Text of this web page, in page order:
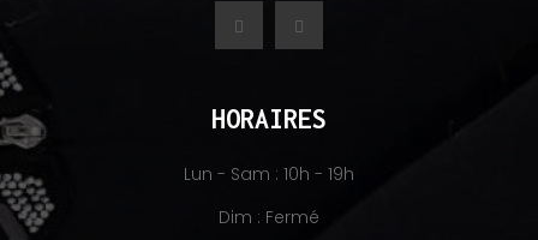
HORAIRES
Lun - Sam : 10h - 19h
Dim : Fermé